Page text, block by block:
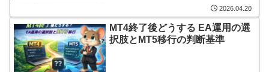
2026.04.20
MT4終了後どうする EA運用の選
択肢とMT5移行の判断基準